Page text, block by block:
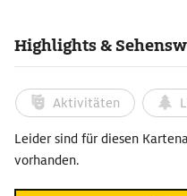
Highlights &
Aktivitäten
Leider sind für diesen
vorhanden.